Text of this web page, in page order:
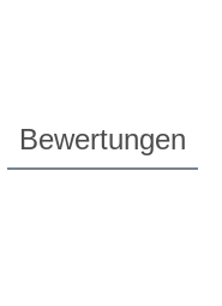
Bewertungen